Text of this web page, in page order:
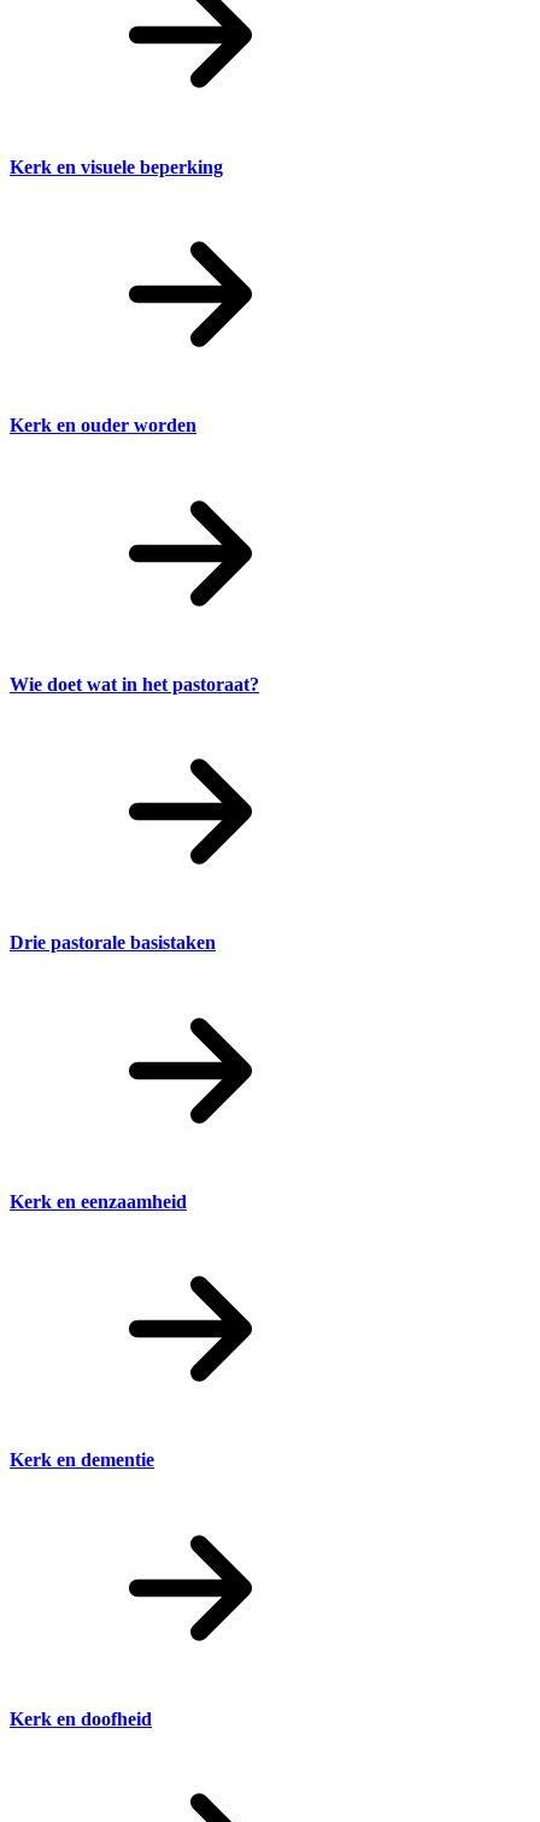
Kerk en visuele beperking
Kerk en ouder worden
Wie doet wat in het pastoraat?
Drie pastorale basistaken
Kerk en eenzaamheid
Kerk en dementie
Kerk en doofheid